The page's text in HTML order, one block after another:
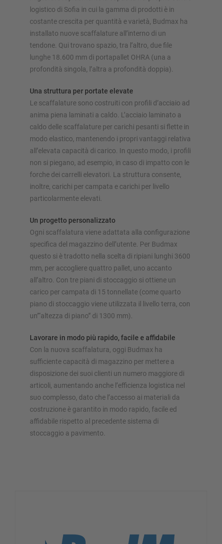
logistico di Sofia in cui la gamma di prodotti è in
costante crescita per quantità e varietà, Budmax ha
installato nuove scaffalature all’interno di un
tendone. Qui trovano spazio, tra l’altro, due file
lunghe 18.600 mm di portapallet OHRA (una a
profondità singola, l’altra a profondità doppia).
Una struttura per portate elevate
Le scaffalature sono costruiti con profili d’acciaio ad
anima piena laminati a caldo. L’acciaio laminato a
caldo delle scaffalature per carichi pesanti si flette in
modo elastico, mantenendo i propri vantaggi relativa
all’elevata capacità di carico. In questo modo, i profili
non si piegano, ad esempio, in caso di impatto con le
forche dei carrelli elevatori. La struttura consente,
inoltre, carichi per campata e carichi per livello
particolarmente elevati.
Un progetto personalizzato
Ogni scaffalatura viene adattata alla configurazione
specifica del magazzino dell’utente. Per Budmax
questo si è tradotto nella scelta di ripiani lunghi 3600
mm, per accogliere quattro pallet, uno accanto
all’altro. Con tre piani di stoccaggio si ottiene un
carico per campata di 15 tonnellate (come quarto
piano di stoccaggio viene utilizzata il livello terra, con
un’“altezza di piano” di 1300 mm).
Lavorare in modo più rapido, facile e affidabile
Con la nuova scaffalatura, oggi Budmax ha
sufficiente capacità di magazzino per mettere a
disposizione dei suoi clienti un numero maggiore di
articoli, aumentando anche l’efficienza logistica nel
suo complesso, dato che l’accesso ai materiali da
costruzione è garantito in modo rapido, facile ed
affidabile rispetto al precedente sistema di
stoccaggio a pavimento.